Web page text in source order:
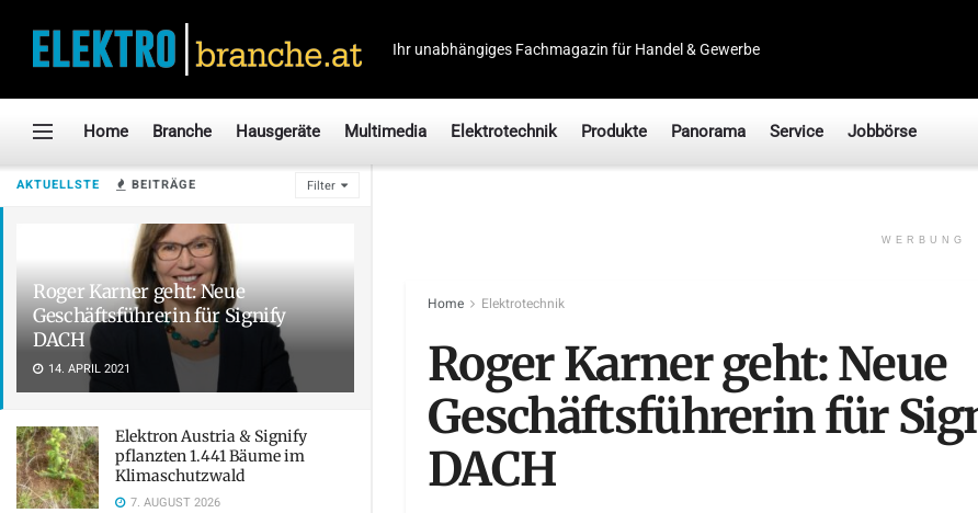
AKTUELLSTE BEITRÄGE Filter
Roger Karner geht: Neue
Geschäftsführerin für Signify
DACH
14. APRIL 2021
Elektron Austria & Signify
pflanzten 1.441 Bäume im
Klimaschutzwald
7. AUGUST 2026
Ihr unabhängiges Fachmagazin für Handel & Gewerbe
Home Branche Hausgeräte Multimedia Elektrotechnik Produkte Panorama Service Jobbörse
WERBUNG
Home Elektrotechnik
Roger Karner geht: Neue
Geschäftsführerin für
DACH